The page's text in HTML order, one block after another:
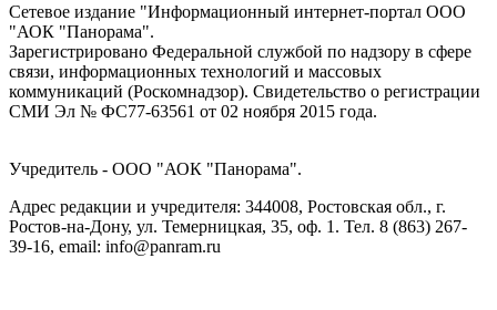
Сетевое издание "Информационный интернет-портал ООО
"АОК "Панорама".
Зарегистрировано Федеральной службой по надзору в сфере
связи, информационных технологий и массовых
коммуникаций (Роскомнадзор). Cвидетельство о регистрации
СМИ Эл № ФС77-63561 от 02 ноября 2015 года.
Учредитель - ООО "АОК "Панорама".
Адрес редакции и учредителя: 344008, Ростовская обл., г.
Ростов-на-Дону, ул. Темерницкая, 35, оф. 1. Тел. 8 (863) 267-
39-16, email: info@panram.ru